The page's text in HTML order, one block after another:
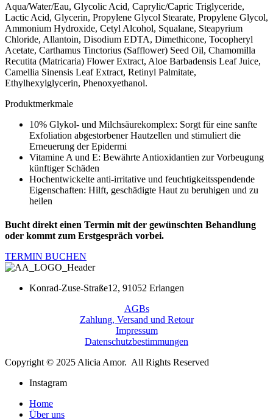
Aqua/Water/Eau, Glycolic Acid, Caprylic/Capric Triglyceride,
Lactic Acid, Glycerin, Propylene Glycol Stearate, Propylene Glycol,
Ammonium Hydroxide, Cetyl Alcohol, Squalane, Steapyrium
Chloride, Allantoin, Disodium EDTA, Dimethicone, Tocopheryl
Acetate, Carthamus Tinctorius (Safflower) Seed Oil, Chamomilla
Recutita (Matricaria) Flower Extract, Aloe Barbadensis Leaf Juice,
Camellia Sinensis Leaf Extract, Retinyl Palmitate,
Ethylhexylglycerin, Phenoxyethanol.
Produktmerkmale
10% Glykol- und Milchsäurekomplex: Sorgt für eine sanfte
Exfoliation abgestorbener Hautzellen und stimuliert die
Erneuerung der Epidermi
Vitamine A und E: Bewährte Antioxidantien zur Vorbeugung
künftiger Schäden
Hochentwickelte anti-irritative und feuchtigkeitsspendende
Eigenschaften: Hilft, geschädigte Haut zu beruhigen und zu
heilen
Bucht direkt einen Termin mit der gewünschten Behandlung
oder kommt zum Erstgespräch vorbei.
TERMIN BUCHEN
Konrad-Zuse-Straße12, 91052 Erlangen
AGBs
Zahlung, Versand und Retour
Impressum
Datenschutzbestimmungen
Copyright © 2025 Alicia Amor. All Rights Reserved
Instagram
Home
Über uns